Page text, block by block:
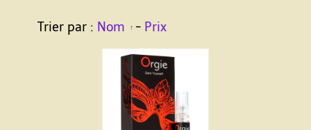
Trier par : Nom - Prix